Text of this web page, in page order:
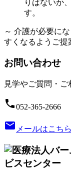
りはないか
す。
～ 介護が必要に
すくなるようご提
お問い合わせ
見学やご質問・ご
phone052-365-2666
email メールはこちら